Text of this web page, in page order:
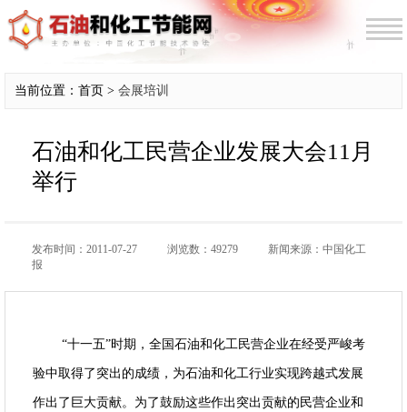
当前位置：首页 > 会展培训
石油和化工民营企业发展大会11月
举行
发布时间：2011-07-27 浏览数：49279
新闻来源：中国化工
报
“十一五”时期，全国石油和化工民营企业在经受严峻考
验中取得了突出的成绩，为石油和化工行业实现跨越式发展
作出了巨大贡献。为了鼓励这些作出突出贡献的民营企业和